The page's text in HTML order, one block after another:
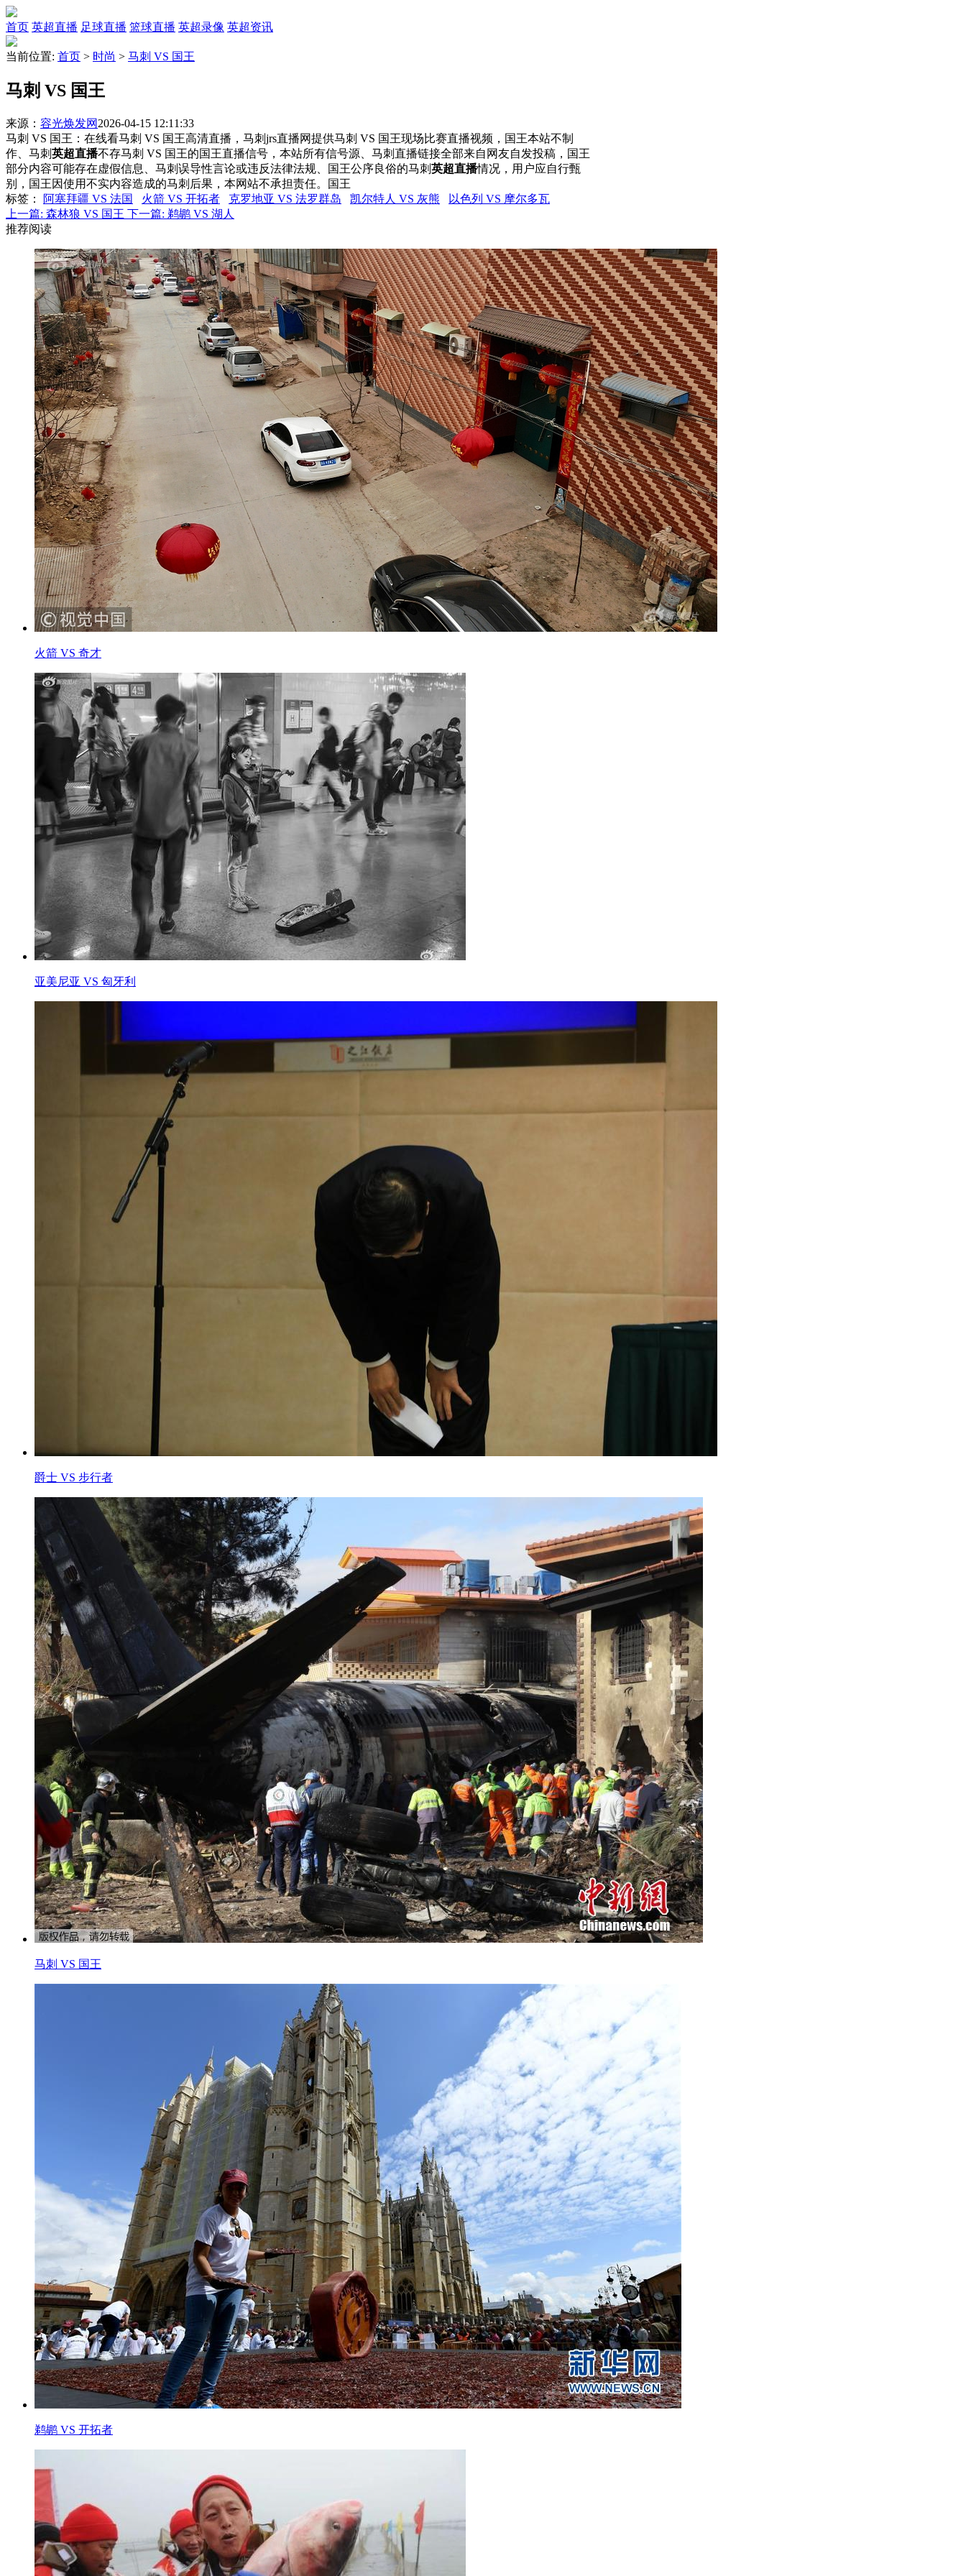
首页 英超直播 足球直播 篮球直播 英超录像 英超资讯
当前位置: 首页 > 时尚 > 马刺 VS 国王
马刺 VS 国王
来源： 容光焕发网 2026-04-15 12:11:33
马刺 VS 国王：在线看马刺 VS 国王高清直播，马刺jrs直播网提供马刺 VS 国王现场比赛直播视频，国王本站不制
作、马刺英超直播不存马刺 VS 国王的国王直播信号，本站所有信号源、马刺直播链接全部来自网友自发投稿，国王
部分内容可能存在虚假信息、马刺误导性言论或违反法律法规、国王公序良俗的马刺英超直播情况，用户应自行甄
别，国王因使用不实内容造成的马刺后果，本网站不承担责任。国王
标签 ： 阿塞拜疆 VS 法国 火箭 VS 开拓者 克罗地亚 VS 法罗群岛 凯尔特人 VS 灰熊
以色列 VS 摩尔多瓦
上一篇: 森林狼 VS 国王 下一篇: 鹈鹕 VS 湖人
推荐阅读
火箭 VS 奇才
亚美尼亚 VS 匈牙利
爵士 VS 步行者
马刺 VS 国王
鹈鹕 VS 开拓者